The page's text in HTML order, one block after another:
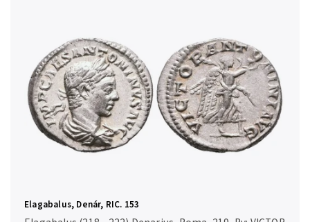
Chronologicky
Elagabalus, Denár, RIC. 153